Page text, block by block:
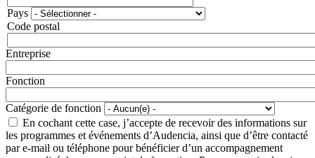
Adresse
Pays
Code postal
Entreprise
Fonction
Catégorie de fonction
En cochant cette case, j’accepte de recevoir des informations sur
les programmes et événements d’Audencia, ainsi que d’être contacté
par e-mail ou téléphone pour bénéficier d’un accompagnement